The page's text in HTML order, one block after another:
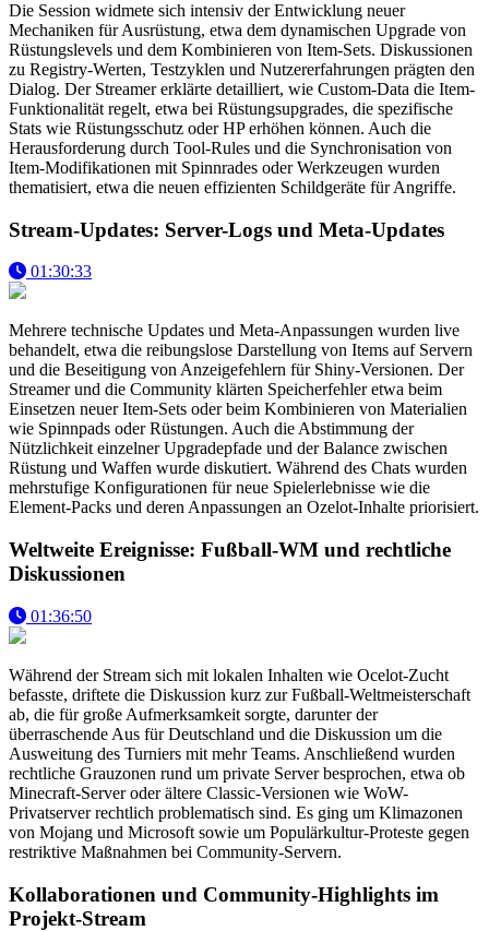
Die Session widmete sich intensiv der Entwicklung neuer
Mechaniken für Ausrüstung, etwa dem dynamischen Upgrade von
Rüstungslevels und dem Kombinieren von Item-Sets. Diskussionen
zu Registry-Werten, Testzyklen und Nutzererfahrungen prägten den
Dialog. Der Streamer erklärte detailliert, wie Custom-Data die Item-
Funktionalität regelt, etwa bei Rüstungsupgrades, die spezifische
Stats wie Rüstungsschutz oder HP erhöhen können. Auch die
Herausforderung durch Tool-Rules und die Synchronisation von
Item-Modifikationen mit Spinnrades oder Werkzeugen wurden
thematisiert, etwa die neuen effizienten Schildgeräte für Angriffe.
Stream-Updates: Server-Logs und Meta-Updates
01:30:33
Mehrere technische Updates und Meta-Anpassungen wurden live
behandelt, etwa die reibungslose Darstellung von Items auf Servern
und die Beseitigung von Anzeigefehlern für Shiny-Versionen. Der
Streamer und die Community klärten Speicherfehler etwa beim
Einsetzen neuer Item-Sets oder beim Kombinieren von Materialien
wie Spinnpads oder Rüstungen. Auch die Abstimmung der
Nützlichkeit einzelner Upgradepfade und der Balance zwischen
Rüstung und Waffen wurde diskutiert. Während des Chats wurden
mehrstufige Konfigurationen für neue Spielerlebnisse wie die
Element-Packs und deren Anpassungen an Ozelot-Inhalte priorisiert.
Weltweite Ereignisse: Fußball-WM und rechtliche
Diskussionen
01:36:50
Während der Stream sich mit lokalen Inhalten wie Ocelot-Zucht
befasste, driftete die Diskussion kurz zur Fußball-Weltmeisterschaft
ab, die für große Aufmerksamkeit sorgte, darunter der
überraschende Aus für Deutschland und die Diskussion um die
Ausweitung des Turniers mit mehr Teams. Anschließend wurden
rechtliche Grauzonen rund um private Server besprochen, etwa ob
Minecraft-Server oder ältere Classic-Versionen wie WoW-
Privatserver rechtlich problematisch sind. Es ging um Klimazonen
von Mojang und Microsoft sowie um Populärkultur-Proteste gegen
restriktive Maßnahmen bei Community-Servern.
Kollaborationen und Community-Highlights im
Projekt-Stream